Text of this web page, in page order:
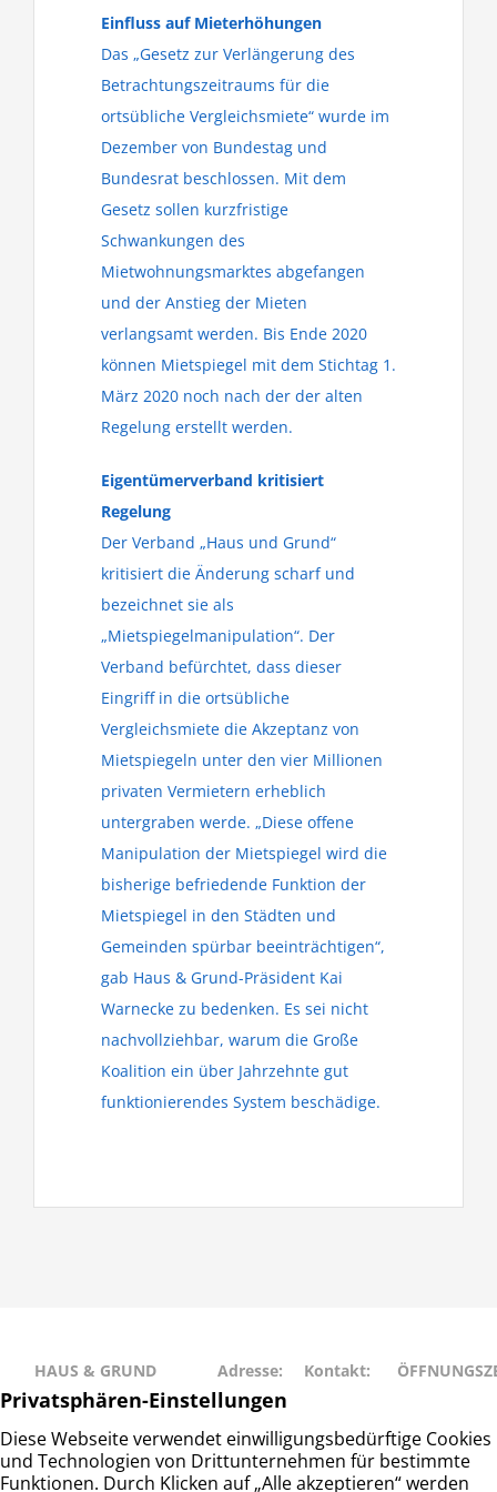
Einfluss auf Mieterhöhungen
Das „Gesetz zur Verlängerung des
Betrachtungszeitraums für die
ortsübliche Vergleichsmiete“ wurde im
Dezember von Bundestag und
Bundesrat beschlossen. Mit dem
Gesetz sollen kurzfristige
Schwankungen des
Mietwohnungsmarktes abgefangen
und der Anstieg der Mieten
verlangsamt werden. Bis Ende 2020
können Mietspiegel mit dem Stichtag 1.
März 2020 noch nach der der alten
Regelung erstellt werden.
Eigentümerverband kritisiert
Regelung
Der Verband „Haus und Grund“
kritisiert die Änderung scharf und
bezeichnet sie als
„Mietspiegelmanipulation“. Der
Verband befürchtet, dass dieser
Eingriff in die ortsübliche
Vergleichsmiete die Akzeptanz von
Mietspiegeln unter den vier Millionen
privaten Vermietern erheblich
untergraben werde. „Diese offene
Manipulation der Mietspiegel wird die
bisherige befriedende Funktion der
Mietspiegel in den Städten und
Gemeinden spürbar beeinträchtigen“,
gab Haus & Grund-Präsident Kai
Warnecke zu bedenken. Es sei nicht
nachvollziehbar, warum die Große
Koalition ein über Jahrzehnte gut
funktionierendes System beschädige.
HAUS & GRUND
RAHLSTEDT
Haus- und
Grundeigentümerverein
Adresse:
Schweriner
Str. 27
22143
Kontakt:
– 677 88 66
info@hug-
• Freitag:
14:00